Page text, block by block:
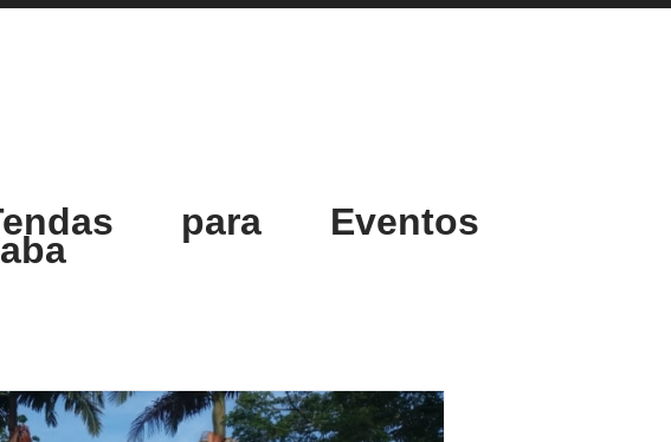
para Eventos